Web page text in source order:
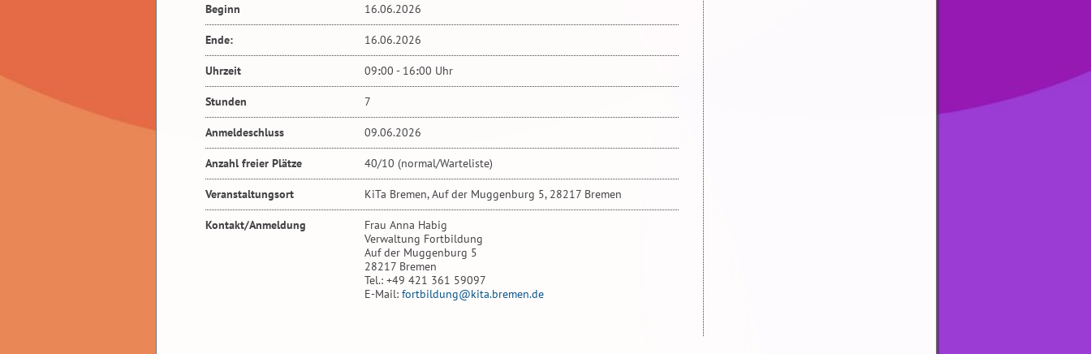
Beginn 16.06.2026
Ende: 16.06.2026
Uhrzeit 09:00 - 16:00 Uhr
Stunden 7
Anmeldeschluss 09.06.2026
Anzahl freier Plätze 40/10 (normal/Warteliste)
Veranstaltungsort KiTa Bremen, Auf der Muggenburg 5, 28217 Bremen
Kontakt/Anmeldung
Frau Anna Habig
Verwaltung Fortbildung
Auf der Muggenburg 5
28217 Bremen
Tel.: +49 421 361 59097
E-Mail: fortbildung@kita.bremen.de